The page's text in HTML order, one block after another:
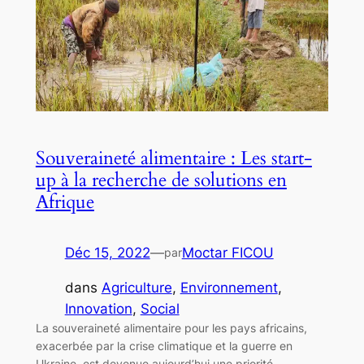
Souveraineté alimentaire : Les start-
up à la recherche de solutions en
Afrique
Déc 15, 2022—parMoctar FICOU
dans Agriculture, Environnement
Innovation, Social
La souveraineté alimentaire pour les pays africains,
exacerbée par la crise climatique et la guerre en